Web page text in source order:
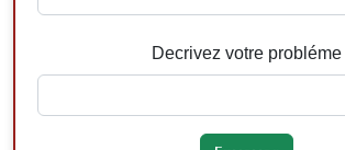
Decrivez votre probléme